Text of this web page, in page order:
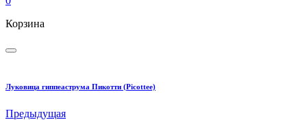
Корзина
Луковица гиппеаструма Пикотти (Picottee)
Предыдущая